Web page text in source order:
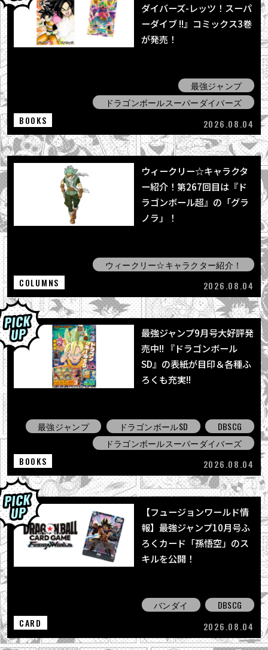
ダイバーズ-レッツ！スーパ
ーダイブ !!』コミックス3巻
が発売！
最強ジャンプ
ドラゴンボールスーパーダイバーズ
BOOKS
2026.08.04
ウィークリー☆キャラクタ
ー紹介！第267回目は『ド
ラゴンボール超』の「グラ
ノラ」！
ウィークリー☆キャラクター紹介！
COLUMNS
2026.08.04
最強ジャンプ9月号大好評発
売中!! 『ドラゴンボール
SD』の表紙が目印＆各種ふ
ろくも充実!!
最強ジャンプ ドラゴンボールSD
DBSCG
ドラゴンボールスーパーダイバーズ
BOOKS
2026.08.04
【フュージョンワールド情
報】最強ジャンプ10月号ふ
ろくカード「孫悟空」のス
キルを公開！
バンダイ
DBSCG
CARD
2026.08.04